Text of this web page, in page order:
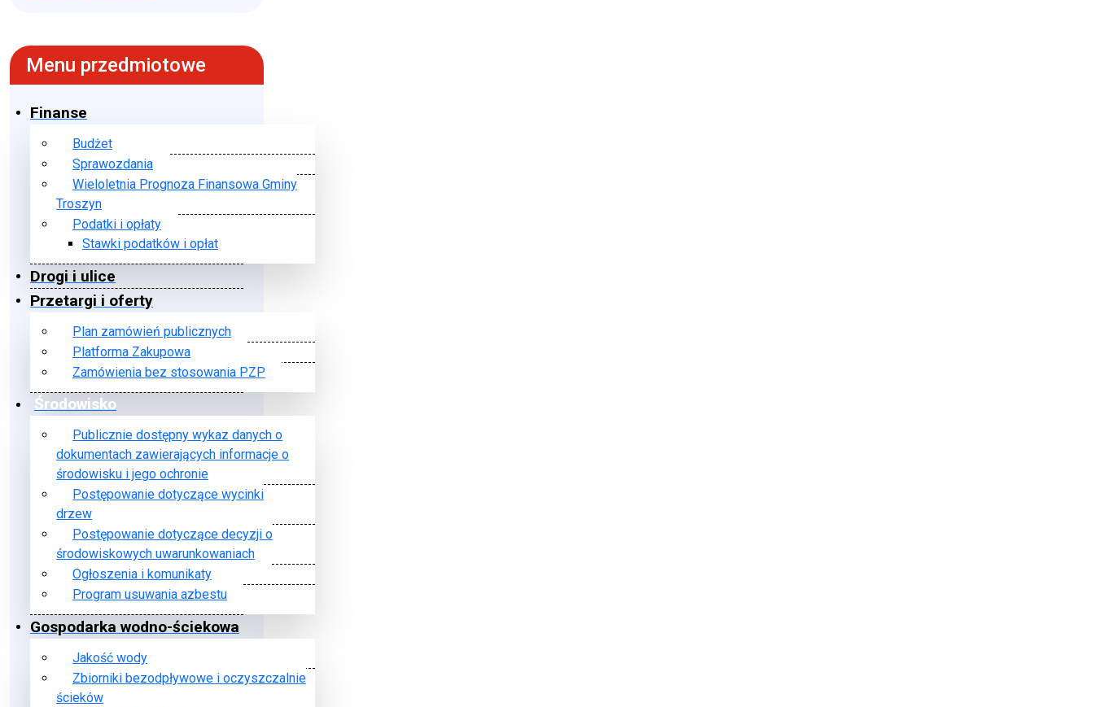
Menu przedmiotowe
Finanse
Budżet
Sprawozdania
Wieloletnia Prognoza Finansowa Gminy
Troszyn
Podatki i opłaty
Stawki podatków i opłat
Drogi i ulice
Przetargi i oferty
Plan zamówień publicznych
Platforma Zakupowa
Zamówienia bez stosowania PZP
Środowisko
Publicznie dostępny wykaz danych o
dokumentach zawierających informacje o
środowisku i jego ochronie
Postępowanie dotyczące wycinki
drzew
Postępowanie dotyczące decyzji o
środowiskowych uwarunkowaniach
Ogłoszenia i komunikaty
Program usuwania azbestu
Gospodarka wodno-ściekowa
Jakość wody
Zbiorniki bezodpływowe i oczyszczalnie
ścieków